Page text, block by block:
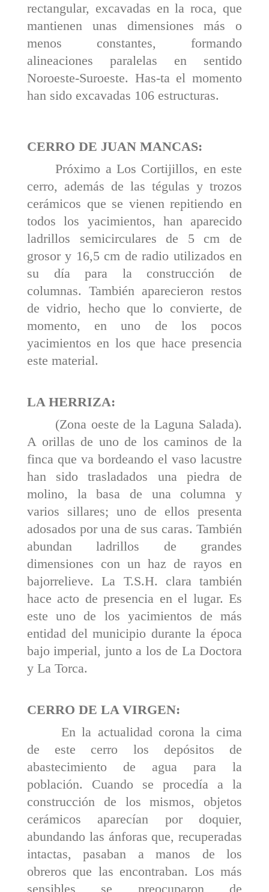
rectangular, excavadas en la roca, que
mantienen unas dimensiones más o
menos constantes, formando
alineaciones paralelas en sentido
Noroeste-Suroeste. Has-ta el momento
han sido excavadas 106 estructuras.
CERRO DE JUAN MANCAS:
Próximo a Los Cortijillos, en este
cerro, además de las tégulas y trozos
cerámicos que se vienen repitiendo en
todos los yacimientos, han aparecido
ladrillos semicir­culares de 5 cm de
grosor y 16,5 cm de radio utilizados en
su día para la construcción de
columnas. También aparecieron restos
de vidrio, hecho que lo convierte, de
momento, en uno de los pocos
yacimientos en los que hace presencia
este material.
LA HERRIZA:
(Zona oeste de la Laguna Salada).
A orillas de uno de los caminos de la
finca que va bordeando el vaso lacustre
han sido trasladados una piedra de
molino, la basa de una columna y
varios sillares; uno de ellos pre­senta
adosados por una de sus caras. También
abundan ladrillos de grandes
dimensiones con un haz de rayos en
bajorrelieve. La T.S.H. clara también
hace acto de pre­sencia en el lugar. Es
este uno de los yacimientos de más
entidad del municipio durante la época
bajo imperial, junto a los de La Doctora
y La Torca.
CERRO DE LA VIRGEN:
En la actualidad corona la cima
de este cerro los depósitos de
abastecimiento de agua para la
población. Cuando se procedía a la
construcción de los mismos, objetos
cerámicos aparecían por doquier,
abundando las ánforas que, recuperadas
intactas, pasaban a manos de los
obreros que las encontraban. Los más
sensibles se preocuparon de